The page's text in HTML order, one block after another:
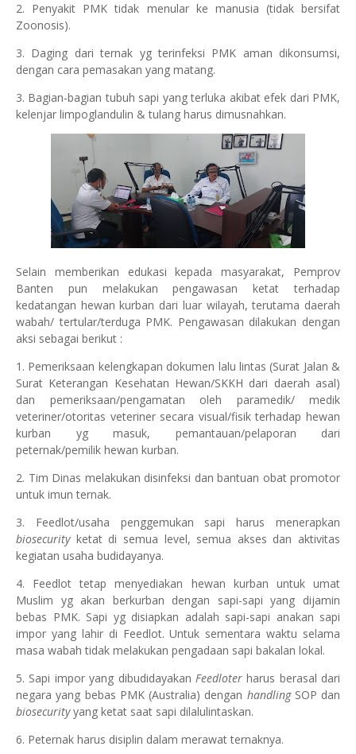
2. Penyakit PMK tidak menular ke manusia (tidak bersifat
Zoonosis).
3. Daging dari ternak yg terinfeksi PMK aman dikonsumsi,
dengan cara pemasakan yang matang.
3. Bagian-bagian tubuh sapi yang terluka akibat efek dari PMK,
kelenjar limpoglandulin & tulang harus dimusnahkan.
Selain memberikan edukasi kepada masyarakat, Pemprov
Banten pun melakukan pengawasan ketat terhadap
kedatangan hewan kurban dari luar wilayah, terutama daerah
wabah/ tertular/terduga PMK. Pengawasan dilakukan dengan
aksi sebagai berikut :
1. Pemeriksaan kelengkapan dokumen lalu lintas (Surat Jalan &
Surat Keterangan Kesehatan Hewan/SKKH dari daerah asal)
dan pemeriksaan/pengamatan oleh paramedik/ medik
veteriner/otoritas veteriner secara visual/fisik terhadap hewan
kurban yg masuk, pemantauan/pelaporan dari
peternak/pemilik hewan kurban.
2. Tim Dinas melakukan disinfeksi dan bantuan obat promotor
untuk imun ternak.
3. Feedlot/usaha penggemukan sapi harus menerapkan
biosecurityketat di semua level, semua akses dan aktivitas
kegiatan usaha budidayanya.
4. Feedlot tetap menyediakan hewan kurban untuk umat
Muslim yg akan berkurban dengan sapi-sapi yang dijamin
bebas PMK. Sapi yg disiapkan adalah sapi-sapi anakan sapi
impor yang lahir di Feedlot. Untuk sementara waktu selama
masa wabah tidak melakukan pengadaan sapi bakalan lokal.
5. Sapi impor yang dibudidayakan Feedloterharus berasal dari
negara yang bebas PMK (Australia) dengan handlingSOP dan
biosecurityyang ketat saat sapi dilalulintaskan.
6. Peternak harus disiplin dalam merawat ternaknya.